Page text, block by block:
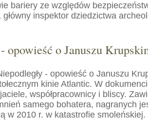
bariery ze względów
inspektor dziedzictwa
opowieść o Januszu
- opowieść o Januszu
kinie Atlantic. W
współpracownicy i bliscy.
samego bohatera, nagranych
w 2010 r. w katastrofie smoleńskiej.